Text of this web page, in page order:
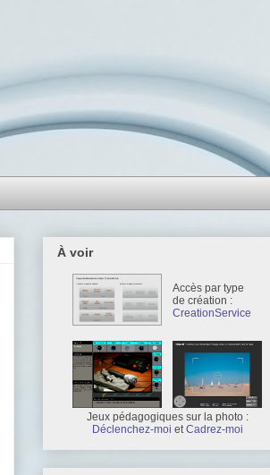
À voir
Accès par type
de création :
CreationService
Jeux pédagogiques sur la photo :
Déclenchez-moi etCadrez-moi